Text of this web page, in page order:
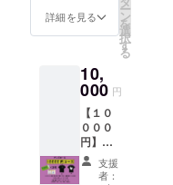
用でき
る１食
無料飲
ケット×
１また
は読谷
村公認
キャラ
クター
「よみ
とん」
詳細を見る ー
ン
を
選
択
す
る
10,
000 円
【１０
０００
円】
グッズ
コース
支援
者：